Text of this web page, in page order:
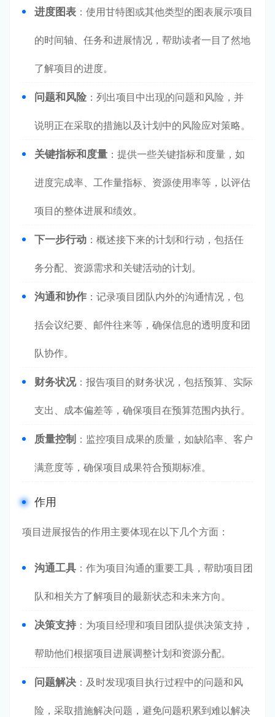
进度图表 ：使用甘特图或其他类型的图表展示项目
的时间轴、任务和进展情况，帮助读者一目了然地
了解项目的进度。
问题和风险 ：列出项目中出现的问题和风险，并
说明正在采取的措施以及计划中的风险应对策略。
关键指标和度量 ：提供一些关键指标和度量，如
进度完成率、工作量指标、资源使用率等，以评估
项目的整体进展和绩效。
下一步行动 ：概述接下来的计划和行动，包括任
务分配、资源需求和关键活动的计划。
沟通和协作 ：记录项目团队内外的沟通情况，包
括会议纪要、邮件往来等，确保信息的透明度和团
队协作。
财务状况：报告项目的财务状况，包括预算、实际
支出、成本偏差等，确保项目在预算范围内执行。
质量控制 ：监控项目成果的质量，如缺陷率、客户
满意度等，确保项目成果符合预期标准。
作用
项目进展报告的作用主要体现在以下几个方面：
沟通工具 ：作为项目沟通的重要工具，帮助项目团
队和相关方了解项目的最新状态和未来方向。
决策支持 ：为项目经理和项目团队提供决策支持，
帮助他们根据项目进展调整计划和资源分配。
问题解决 ：及时发现项目执行过程中的问题和风
险，采取措施解决问题，避免问题积累到难以解决